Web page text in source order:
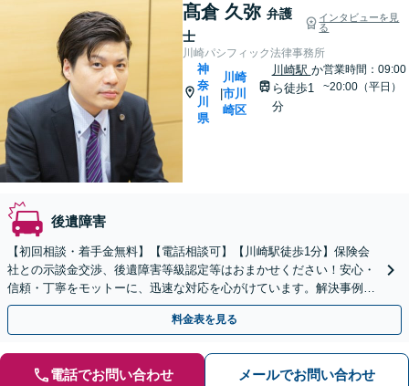
髙倉 久弥 弁護
士
インタビューを見
る
川崎パシフィック法律事務所
神
奈
川
県
|
川崎
市川
崎区
川崎駅 か
ら徒歩1
分
営業時間：09:00
~20:00（平日）
後遺障害
【初回相談・着手金無料】【電話相談可】【川崎駅徒歩1分】保険会
社との示談金交渉、後遺障害等級認定等はおまかせください！安心・
信頼・丁寧をモットーに、迅速な対応を心がけています。解決事例も
多数あり、交通事故に強い法律事務所と自負しております。
料金表を見る
電話でお問い合わせ メールでお問い合わせ